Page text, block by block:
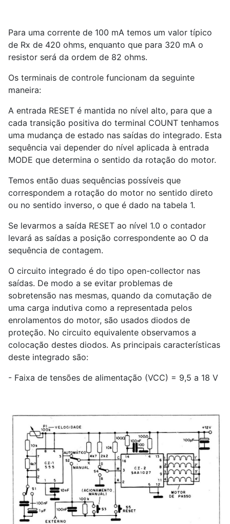
Para uma corrente de 100 mA temos um valor típico
de Rx de 420 ohms, enquanto que para 320 mA o
resistor será da ordem de 82 ohms.
Os terminais de controle funcionam da seguinte
maneira:
A entrada RESET é mantida no nível alto, para que a
cada transição positiva do terminal COUNT tenhamos
uma mudança de estado nas saídas do integrado. Esta
sequência vai depender do nível aplicada à entrada
MODE que determina o sentido da rotação do motor.
Temos então duas sequências possíveis que
correspondem a rotação do motor no sentido direto
ou no sentido inverso, o que é dado na tabela 1.
Se levarmos a saída RESET ao nível 1.0 o contador
levará as saídas a posição correspondente ao O da
sequência de contagem.
O circuito integrado é do tipo open-collector nas
saídas. De modo a se evitar problemas de
sobretensão nas mesmas, quando da comutação de
uma carga indutiva como a representada pelos
enrolamentos do motor, são usados diodos de
proteção. No circuito equivalente observamos a
colocação destes diodos. As principais características
deste integrado são:
- Faixa de tensões de alimentação (VCC) = 9,5 a 18 V